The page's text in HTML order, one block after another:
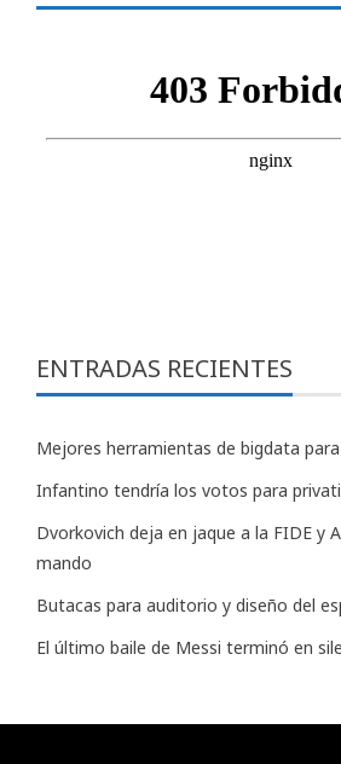
ENTRADAS RECIENTES
Mejores herramientas de bigdata
Infantino tendría los votos para
Dvorkovich deja en jaque a la FIDE y
mando
Butacas para auditorio y diseño del
El último baile de Messi terminó en